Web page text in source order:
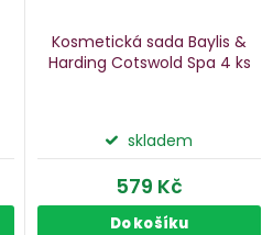
Kosmetická sada Baylis &
Harding Cotswold Spa 4 ks
skladem
579 Kč
Do košíku